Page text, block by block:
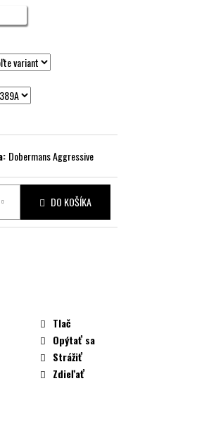
Dobermans Aggressive
DO KOŠÍKA
Tlač
Opýtať sa
Strážiť
Zdieľať